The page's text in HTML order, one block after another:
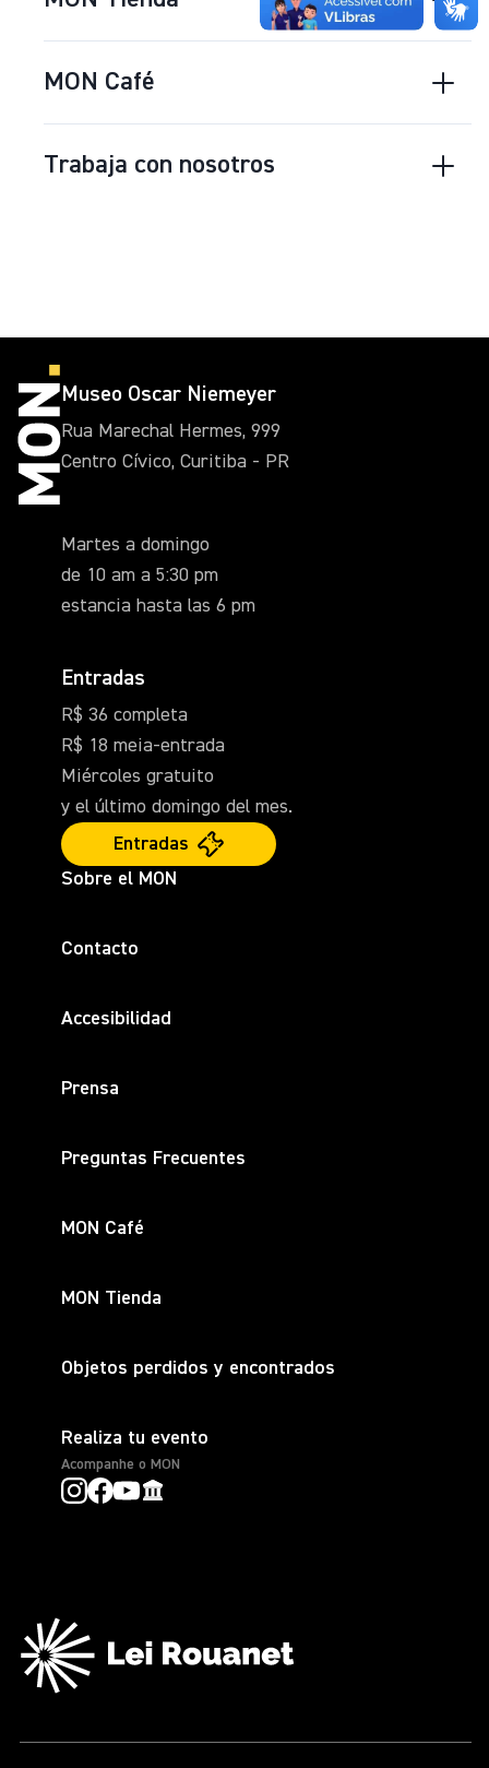
MON Café
Trabaja con nosotros
Museo Oscar Niemeyer
Rua Marechal Hermes, 999
Centro Cívico, Curitiba - PR
Martes a domingo
de 10 am a 5:30 pm
estancia hasta las 6 pm
Entradas
R$ 36 completa
R$ 18 meia-entrada
Miércoles gratuito
y el último domingo del mes.
Entradas
Sobre el MON
Contacto
Accesibilidad
Prensa
Preguntas Frecuentes
MON Café
MON Tienda
Objetos perdidos y encontrados
Realiza tu evento
Acompanhe o MON